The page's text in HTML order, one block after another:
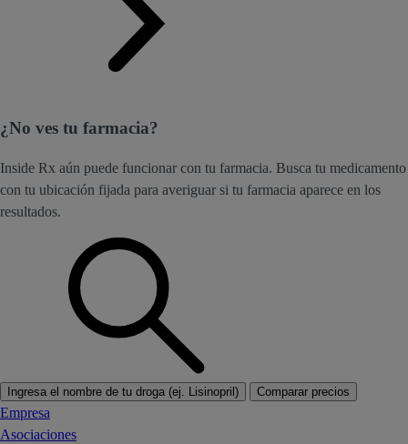
¿No ves tu farmacia?
Inside Rx aún puede funcionar con tu farmacia. Busca tu medicamento
con tu ubicación fijada para averiguar si tu farmacia aparece en los
resultados.
Ingresa el nombre de tu droga (ej. Lisinopril) Comparar precios
Empresa
Asociaciones